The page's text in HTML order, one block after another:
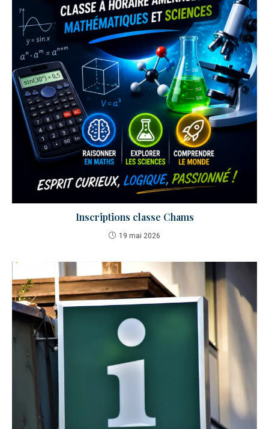
Inscriptions classe Chams
19 mai 2026